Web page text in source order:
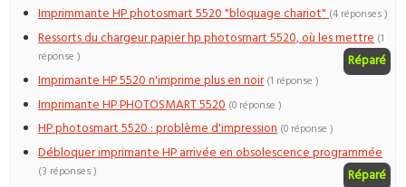
Imprimmante HP photosmart 5520 "bloquage chariot"(4 réponses )
Ressorts du chargeur papier hp photosmart 5520, où les mettre
Réparé
(1
réponse )
Imprimante HP 5520 n'imprime plus en noir (1 réponse )
Imprimante HP PHOTOSMART 5520 (0 réponse )
HP photosmart 5520 : problème d'impression (0 réponse )
Débloquer imprimante HP arrivée en obsolescence programmée
Réparé
(3 réponses )